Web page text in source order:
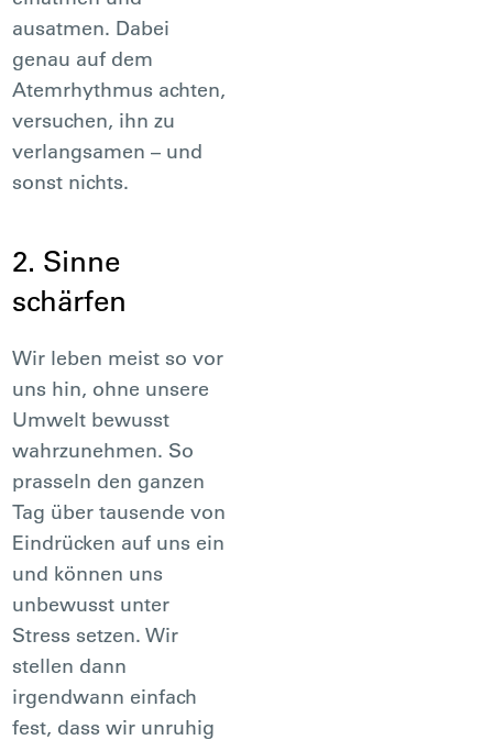
ausatmen. Dabei
genau auf dem
Atemrhythmus achten,
versuchen, ihn zu
verlangsamen – und
sonst nichts.
2. Sinne
schärfen
Wir leben meist so vor
uns hin, ohne unsere
Umwelt bewusst
wahrzunehmen. So
prasseln den ganzen
Tag über tausende von
Eindrücken auf uns ein
und können uns
unbewusst unter
Stress setzen. Wir
stellen dann
irgendwann einfach
fest, dass wir unruhig